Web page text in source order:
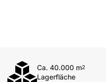
Ca. 40.000 m2
Lagerfläche